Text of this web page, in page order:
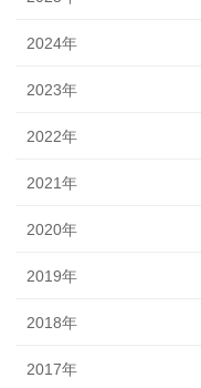
2024年
2023年
2022年
2021年
2020年
2019年
2018年
2017年